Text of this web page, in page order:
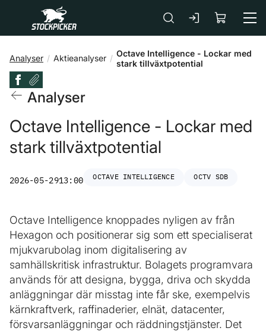
Gå till huvudinnehåll
Analyser Aktieanalyser
Octave Intelligence - Lockar med
stark tillväxtpotential
Analyser
Octave Intelligence - Lockar med
stark tillväxtpotential
2026-05-2913:00 OCTAVE INTELLIGENCE OCTV SDB
Octave Intelligence knoppades nyligen av från
Hexagon och positionerar sig som ett specialiserat
mjukvarubolag inom digitalisering av
samhällskritisk infrastruktur. Bolagets programvara
används för att designa, bygga, driva och skydda
anläggningar där misstag inte får ske, exempelvis
kärnkraftverk, raffinaderier, elnät, datacenter,
försvarsanläggningar och räddningstjänster. Det